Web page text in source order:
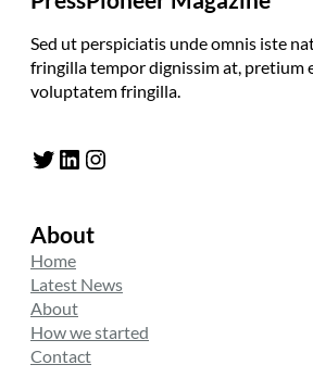
Sed ut perspiciatis unde omnis iste
fringilla tempor dignissim at, pretium
voluptatem fringilla.
Twitter LinkedIn Instagram
About
Home
Latest News
About
How we started
Contact